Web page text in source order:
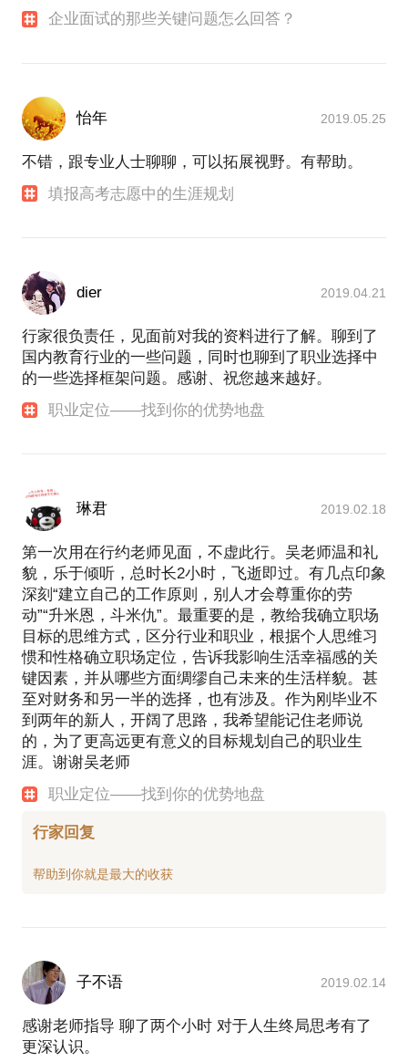
企业面试的那些关键问题怎么回答？
怡年 2019.05.25
不错，跟专业人士聊聊，可以拓展视野。有帮助。
填报高考志愿中的生涯规划
dier 2019.04.21
行家很负责任，见面前对我的资料进行了解。聊到了
国内教育行业的一些问题，同时也聊到了职业选择中
的一些选择框架问题。感谢、祝您越来越好。
职业定位——找到你的优势地盘
琳君 2019.02.18
第一次用在行约老师见面，不虚此行。吴老师温和礼
貌，乐于倾听，总时长2小时，飞逝即过。有几点印象
深刻“建立自己的工作原则，别人才会尊重你的劳
动”“升米恩，斗米仇”。最重要的是，教给我确立职场
目标的思维方式，区分行业和职业，根据个人思维习
惯和性格确立职场定位，告诉我影响生活幸福感的关
键因素，并从哪些方面绸缪自己未来的生活样貌。甚
至对财务和另一半的选择，也有涉及。作为刚毕业不
到两年的新人，开阔了思路，我希望能记住老师说
的，为了更高远更有意义的目标规划自己的职业生
涯。谢谢吴老师
职业定位——找到你的优势地盘
行家回复
子不语 2019.02.14
感谢老师指导 聊了两个小时 对于人生终局思考有了
更深认识。